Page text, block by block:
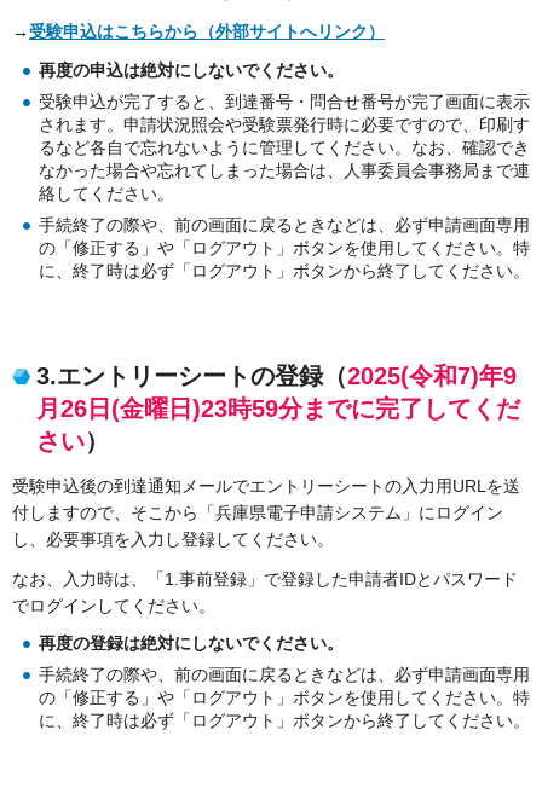
→受験申込はこちらから（外部サイトへリンク）
再度の申込は絶対にしないでください。
受験申込が完了すると、到達番号・問合せ番号が完了画面に表示
されます。申請状況照会や受験票発行時に必要ですので、印刷す
るなど各自で忘れないように管理してください。なお、確認でき
なかった場合や忘れてしまった場合は、人事委員会事務局まで連
絡してください。
手続終了の際や、前の画面に戻るときなどは、必ず申請画面専用
の「修正する」や「ログアウト」ボタンを使用してください。特
に、終了時は必ず「ログアウト」ボタンから終了してください。
3.エントリーシートの登録（2025(令和7)年9
月26日(金曜日)23時59分までに完了してくだ
さい）
受験申込後の到達通知メールでエントリーシートの入力用URLを送
付しますので、そこから「兵庫県電子申請システム」にログイン
し、必要事項を入力し登録してください。
なお、入力時は、「1.事前登録」で登録した申請者IDとパスワード
でログインしてください。
再度の登録は絶対にしないでください。
手続終了の際や、前の画面に戻るときなどは、必ず申請画面専用
の「修正する」や「ログアウト」ボタンを使用してください。特
に、終了時は必ず「ログアウト」ボタンから終了してください。